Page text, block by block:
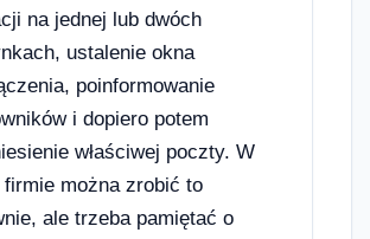
na jednej lub dwóch
ustalenie okna
poinformowanie
i dopiero potem
właściwej poczty. W
firmie można zrobić to
ale trzeba pamiętać o